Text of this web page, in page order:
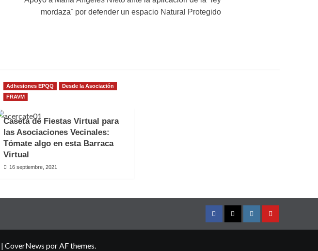
mordaza¨ por defender un espacio Natural Protegido
Adhesiones EPQQ
Desde la Asociación
FRAVM
Caseta de Fiestas Virtual para
las Asociaciones Vecinales:
Tómate algo en esta Barraca
Virtual
16 septiembre, 2021
FacebookTwitterInstagramYouTube
| CoverNews por AF themes.